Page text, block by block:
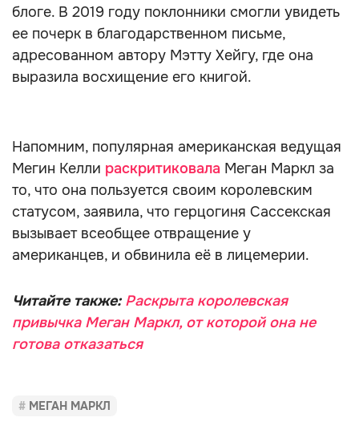
блоге. В 2019 году поклонники смогли увидеть
ее почерк в благодарственном письме,
адресованном автору Мэтту Хейгу, где она
выразила восхищение его книгой.
Напомним, популярная американская ведущая
Мегин Келли раскритиковала Меган Маркл за
то, что она пользуется своим королевским
статусом, заявила, что герцогиня Сассекская
вызывает всеобщее отвращение у
американцев, и обвинила её в лицемерии.
Читайте также: Раскрыта королевская
привычка Меган Маркл, от которой она не
готова отказаться
МЕГАН МАРКЛ